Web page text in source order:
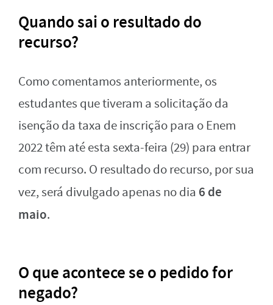
Quando sai o resultado do
recurso?
Como comentamos anteriormente, os
estudantes que tiveram a solicitação da
isenção da taxa de inscrição para o Enem
2022 têm até esta sexta-feira (29) para entrar
com recurso. O resultado do recurso, por sua
vez, será divulgado apenas no dia 6 de
maio.
O que acontece se o pedido for
negado?